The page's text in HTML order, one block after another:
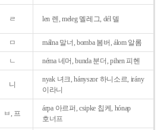
ㄹ len 렌, meleg 멜레그, dél 델
ㅁ málna 말너, bomba 봄버, álom 알롬
ㄴ néma 네머, bunda 분더, pihen 피헨
니
nyak 녀크, hányszor 하니소르, irány
이라니
ㅂ, 프
árpa 아르퍼, csipke 칩케, hónap
호너프